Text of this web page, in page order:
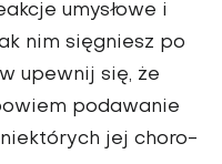
umysłowe i
nim sięgniesz po
upew­nij się, że
podawa­nie
niektórych jej choro­